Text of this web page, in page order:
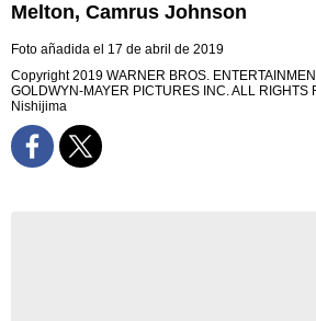
Melton, Camrus Johnson
Foto añadida el 17 de abril de 2019
Copyright 2019 WARNER BROS.
GOLDWYN-MAYER PICTURES INC. ALL RIGHTS
Nishijima